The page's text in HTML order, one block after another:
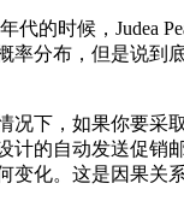
的时候，Judea
率分布，但是说
，如果你要采取
计的自动发送促销
化。这是因果关